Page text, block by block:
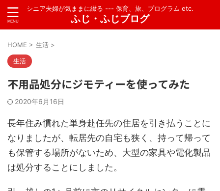
シニア夫婦が気ままに綴る --- 保育、旅、プログラム etc.
ふじ・ふじブログ
HOME > 生活 >
生活
不用品処分にジモティーを使ってみた
2020年6月16日
長年住み慣れた単身赴任先の住居を引き払うことに
なりましたが、転居先の自宅も狭く、持って帰って
も保管する場所がないため、大型の家具や電化製品
は処分することにしました。